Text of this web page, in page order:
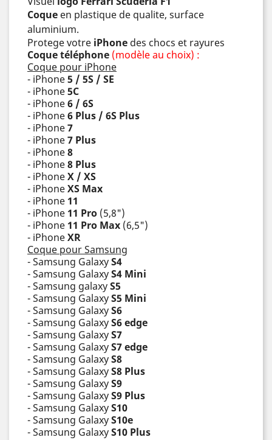
Coque en plastique de qualite, surface
aluminium.
Protege votre iPhone des chocs et rayures
Coque téléphone (modèle au choix) :
Coque pour iPhone
- iPhone5 / 5S / SE
- iPhone5C
- iPhone6 / 6S
- iPhone6 Plus / 6S Plus
- iPhone7
- iPhone7 Plus
- iPhone8
- iPhone8 Plus
- iPhoneX / XS
- iPhoneXS Max
- iPhone 11
- iPhone 11 Pro (5,8")
- iPhone 11 Pro Max (6,5")
- iPhoneXR
Coque pour Samsung
- Samsung GalaxyS4
- Samsung GalaxyS4 Mini
- Samsung galaxyS5
- Samsung GalaxyS5 Mini
- Samsung GalaxyS6
- Samsung GalaxyS6 edge
- Samsung GalaxyS7
- Samsung GalaxyS7 edge
- Samsung GalaxyS8
- Samsung GalaxyS8 Plus
- Samsung GalaxyS9
- Samsung GalaxyS9 Plus
- Samsung GalaxyS10
- Samsung GalaxyS10e
- Samsung GalaxyS10 Plus